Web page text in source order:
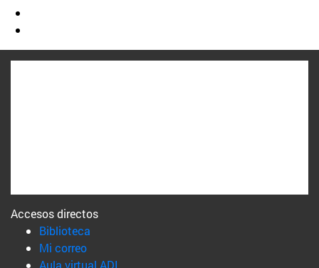
Accesos directos
Biblioteca
Mi correo(abre en nueva ventana)
Aula virtual ADI